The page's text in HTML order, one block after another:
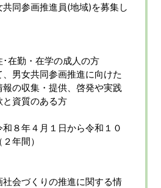
同参画推進員(地域)を募集し
･在勤・在学の成人の方
、男女共同参画推進に向けた
の収集・提供、啓発や実践
資質のある方
４月１日から令和１０
年間）
社会づくりの推進に関する情